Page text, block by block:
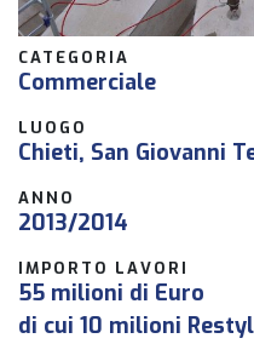
CATEGORIA
Commerciale
LUOGO
Chieti, San Giovanni
ANNO
2013/2014
IMPORTO LAVORI
55 milioni di Euro
di cui 10 milioni